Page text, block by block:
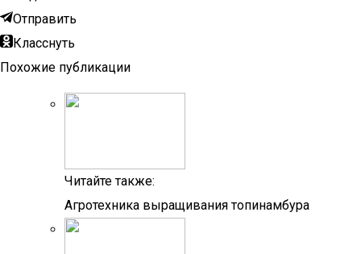
Отправить
Класснуть
Похожие публикации
Читайте также:
Агротехника выращивания топинамбура